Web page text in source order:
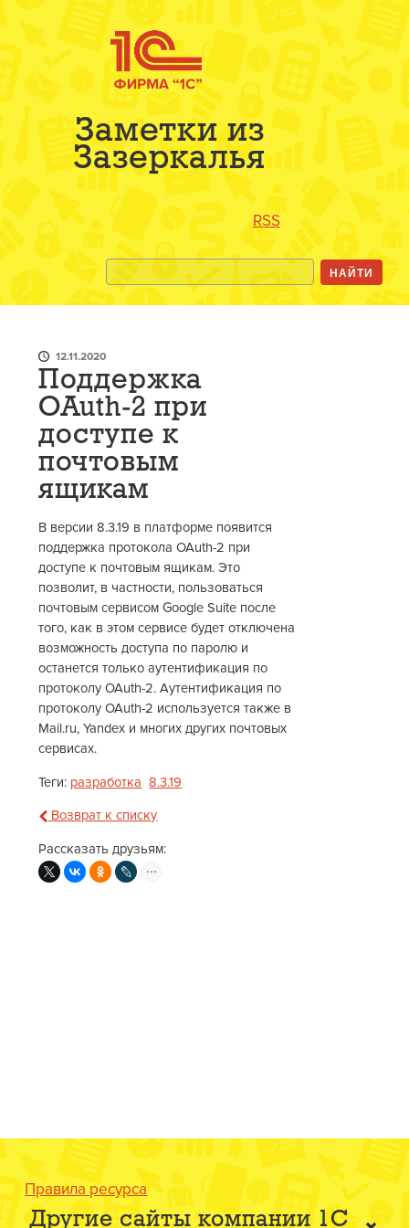
Заметки из
Зазеркалья
RSS
12.11.2020
Поддержка
OAuth-2 при
доступе к
почтовым
ящикам
В версии 8.3.19 в платформе появится
поддержка протокола OAuth-2 при
доступе к почтовым ящикам. Это
позволит, в частности, пользоваться
почтовым сервисом Google Suite после
того, как в этом сервисе будет отключена
возможность доступа по паролю и
останется только аутентификация по
протоколу OAuth-2. Аутентификация по
протоколу OAuth-2 используется также в
Mail.ru, Yandex и многих других почтовых
сервисах.
Теги: разработка 8.3.19
Возврат к списку
Рассказать друзьям:
Правила ресурса
Другие сайты компании 1С